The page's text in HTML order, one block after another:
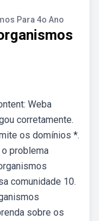
Para 4o Ano
Weba
corretamente.
os domínios *.
problema
comunidade 10.
sobre os